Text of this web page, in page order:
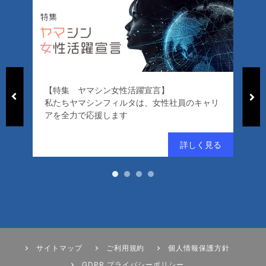
【特集 ヤマシン女性活躍宣言】
私たちヤマシンフィルタは、女性社員のキャリ
アを全力で応援します
ード）」
サイトマップ ご利用規約
個人情報保護方針
GDPR プライバシーポリシー